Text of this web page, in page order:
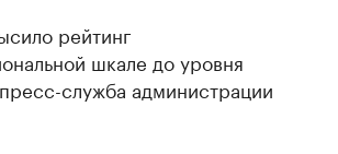
рейтинг
шкале до уровня
служба администрации